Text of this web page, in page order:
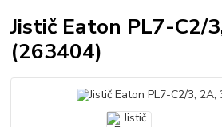
Jistič Eaton PL7-C2/
(263404)